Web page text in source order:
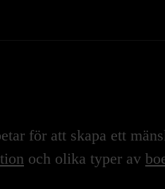
för att skapa ett
och olika typer av